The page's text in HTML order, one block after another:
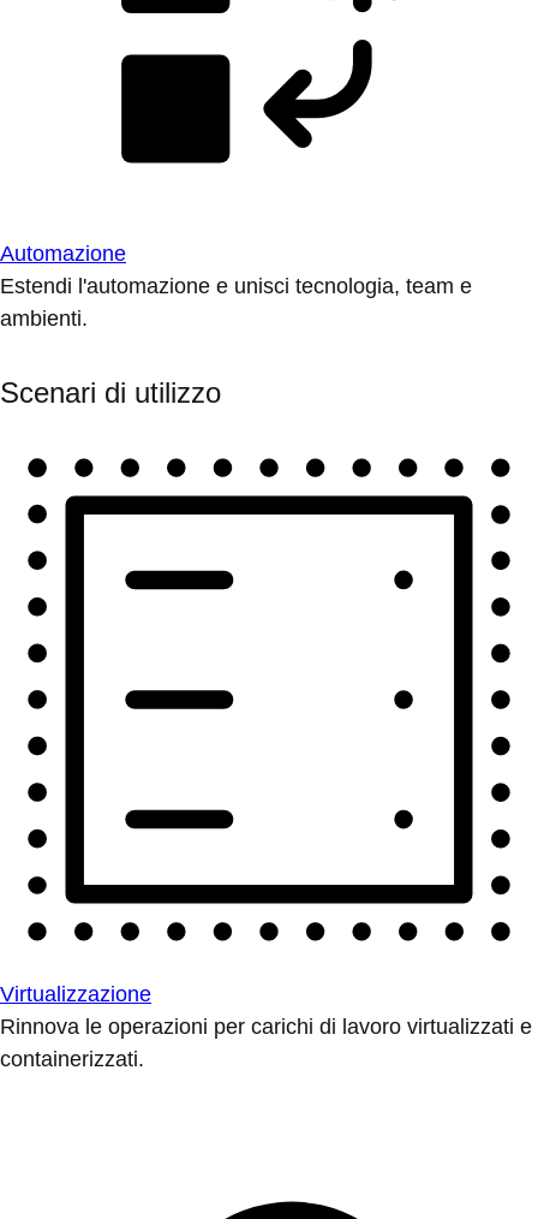
Automazione
Estendi l'automazione e unisci tecnologia, team e
ambienti.
Scenari di utilizzo
Virtualizzazione
Rinnova le operazioni per carichi di lavoro virtualizzati e
containerizzati.